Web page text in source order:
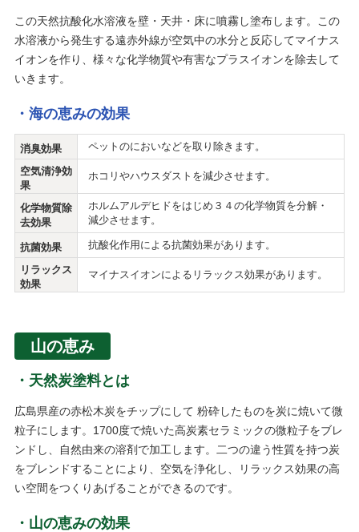
この天然抗酸化水溶液を壁・天井・床に噴霧し塗布します。この
水溶液から発生する遠赤外線が空気中の水分と反応してマイナス
イオンを作り、様々な化学物質や有害なプラスイオンを除去して
いきます。
海の恵みの効果
消臭効果 ペットのにおいなどを取り除きます。
空気清浄効
果
ホコリやハウスダストを減少させます。
化学物質除
去効果
ホルムアルデヒドをはじめ３４の化学物質を分解・
減少させます。
抗菌効果 抗酸化作用による抗菌効果があります。
リラックス
効果
マイナスイオンによるリラックス効果があります。
山の恵み
天然炭塗料とは
広島県産の赤松木炭をチップにして 粉砕したものを炭に焼いて微
粒子にします。1700度で焼いた高炭素セラミックの微粒子をブレ
ンドし、自然由来の溶剤で加工します。二つの違う性質を持つ炭
をブレンドすることにより、空気を浄化し、リラックス効果の高
い空間をつくりあげることができるのです。
山の恵みの効果